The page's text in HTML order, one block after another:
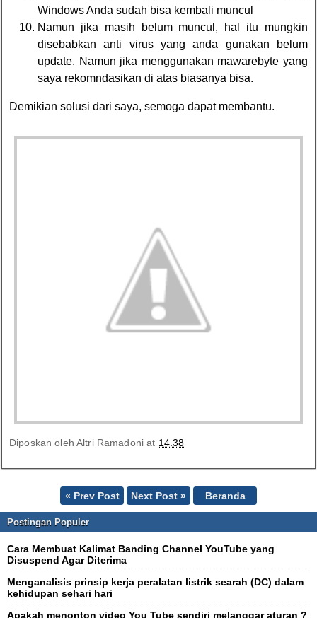
Windows Anda sudah bisa kembali muncul
Namun jika masih belum muncul, hal itu mungkin
disebabkan anti virus yang anda gunakan belum
update. Namun jika menggunakan mawarebyte yang
saya rekomndasikan di atas biasanya bisa.
Demikian solusi dari saya, semoga dapat membantu.
Diposkan oleh Altri Ramadoni at 14.38
« Prev Post Next Post » Beranda
Postingan Populer
Cara Membuat Kalimat Banding Channel YouTube yang
Disuspend Agar Diterima
Menganalisis prinsip kerja peralatan listrik searah (DC) dalam
kehidupan sehari hari
Apakah menonton video You Tube sendiri melanggar aturan ?